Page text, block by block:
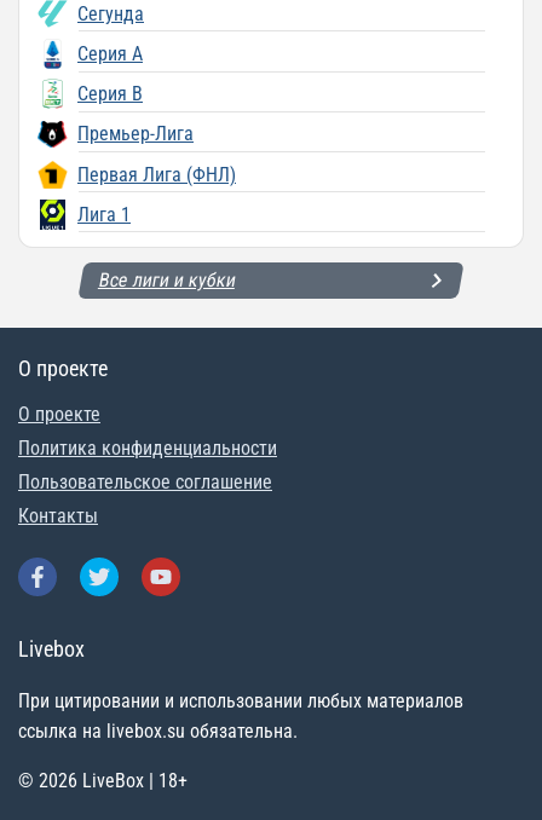
Сегунда
Серия A
Серия B
Премьер-Лига
Первая Лига (ФНЛ)
Лига 1
Все лиги и кубки
О проекте
О проекте
Политика конфиденциальности
Пользовательское соглашение
Контакты
Livebox
При цитировании и использовании любых материалов
ссылка на livebox.su обязательна.
© 2026 LiveBox | 18+